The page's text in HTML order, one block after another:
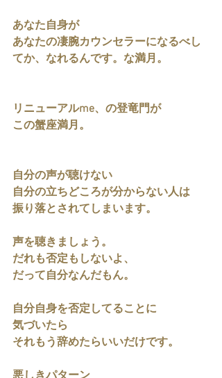
あなた自身が
あなたの凄腕カウンセラーになるべし
てか、なれるんです。な満月。
リニューアルme、の登竜門が
この蟹座満月。
自分の声が聴けない
自分の立ちどころが分からない人は
振り落とされてしまいます。
声を聴きましょう。
だれも否定もしないよ、
だって自分なんだもん。
自分自身を否定してることに
気づいたら
それもう辞めたらいいだけです。